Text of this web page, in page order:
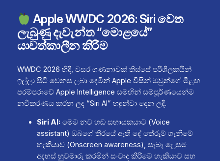
Apple WWDC 2026: Siri වෙත
ලැබුණු දැවැන්ත “මොළයේ”
යාවත්කාලීන කිරීම
WWDC 2026 හිදී, වසර ගණනාවක් තිස්සේ පරිශීලකයින්
ඉල්ලා සිටි වෙනස ලබා දෙමින් Apple විසින් ඔවුන්ගේ මීළඟ
පරම්පරාවේ Apple Intelligence සමඟින් සම්පූර්ණයෙන්ම
නවීකරණය කරන ලද “Siri AI” හඳුන්වා දෙන ලදී.
Siri AI:මෙම නව හඬ සහායකයාට (Voice
assistant) ඔබගේ තිරයේ ඇති දේ තේරුම් ගැනීමේ
හැකියාව (Onscreen awareness), සැබෑ ලෙසම
අදහස් හුවමාරු කරමින් සංවාද කිරීමේ හැකියාව සහ